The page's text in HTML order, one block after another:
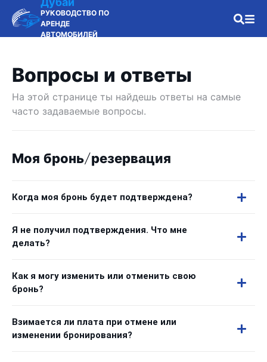
РУКОВОДСТВО ПО
АРЕНДЕ
АВТОМОБИЛЕЙ
Вопросы и ответы
На этой странице ты найдешь ответы на самые
часто задаваемые вопросы.
Моя бронь/резервация
Когда моя бронь будет подтверждена?
Я не получил подтверждения. Что мне
делать?
Как я могу изменить или отменить свою
бронь?
Взимается ли плата при отмене или
изменении бронирования?